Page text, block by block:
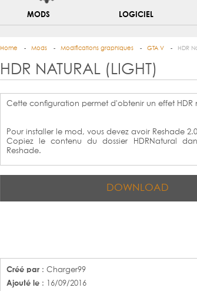
MODS LOGICIEL
Home Mods Modifications graphiques GTA V HDR
HDR NATURAL (LIGHT)
Cette configuration permet d'obtenir un effet HDR
Pour installer le mod, vous devez avoir Reshade
Copiez le contenu du dossier HDRNatural
Reshade.
DOWNLOAD
Créé par : Charger99
Ajouté le : 16/09/2016